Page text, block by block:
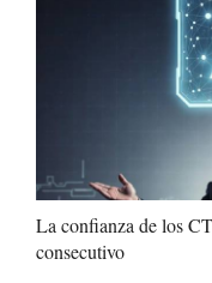
La confianza de los
consecutivo